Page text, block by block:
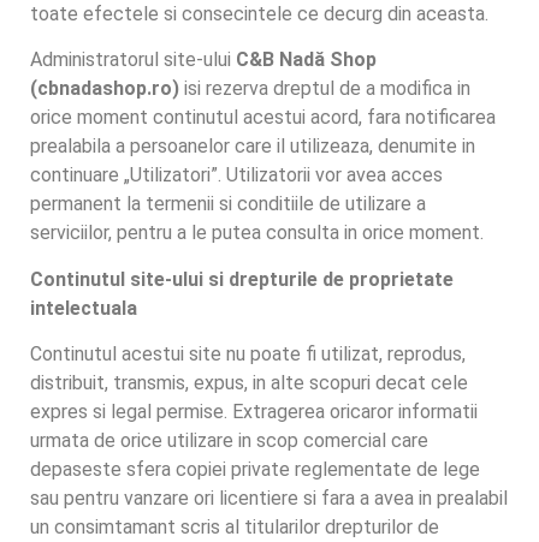
toate efectele si consecintele ce decurg din aceasta.
Administratorul site-ului C&B Nadă Shop
(cbnadashop.ro) isi rezerva dreptul de a modifica in
orice moment continutul acestui acord, fara notificarea
prealabila a persoanelor care il utilizeaza, denumite in
continuare „Utilizatori”. Utilizatorii vor avea acces
permanent la termenii si conditiile de utilizare a
serviciilor, pentru a le putea consulta in orice moment.
Continutul site-ului si drepturile de proprietate
intelectuala
Continutul acestui site nu poate fi utilizat, reprodus,
distribuit, transmis, expus, in alte scopuri decat cele
expres si legal permise. Extragerea oricaror informatii
urmata de orice utilizare in scop comercial care
depaseste sfera copiei private reglementate de lege
sau pentru vanzare ori licentiere si fara a avea in prealabil
un consimtamant scris al titularilor drepturilor de